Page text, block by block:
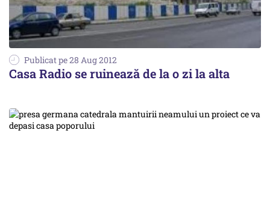
Publicat pe 28 Aug 2012
Casa Radio se ruinează de la o zi la alta